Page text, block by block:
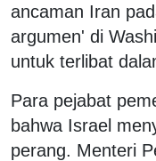
ancaman Iran
argumen' di
untuk terlibat
Para pejabat
bahwa Israel
perang. Menteri